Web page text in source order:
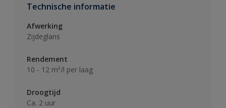
Technische informatie
Afwerking
Zijdeglans
Rendement
10 - 12 m²/l per laag
Droogtijd
Ca. 2 uur